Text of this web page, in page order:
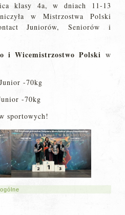
klasy 4a, w dniach 11-13
w Mistrzostwa Polski
Juniorów, Seniorów i
i Wicemistrzostwo Polski w
-70kg
-70kg
sportowych!